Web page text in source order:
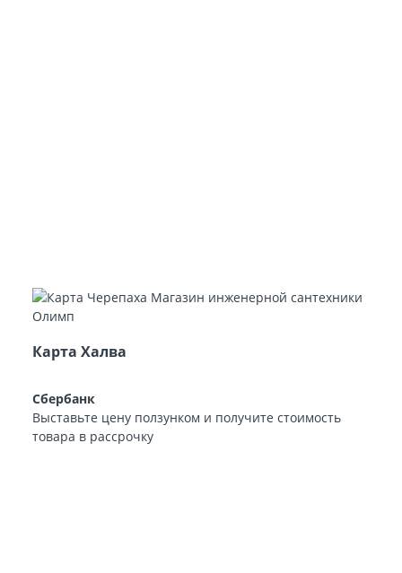
Карта Халва
Сбербанк
Выставьте цену ползунком и получите стоимость
товара в рассрочку